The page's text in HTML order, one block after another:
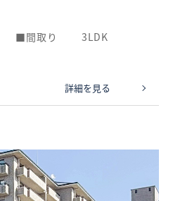
間取り 3LDK
詳細を見る